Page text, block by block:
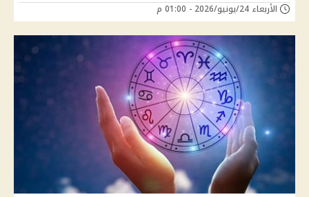
الأربعاء 24/يونيو/2026 - 01:00 م